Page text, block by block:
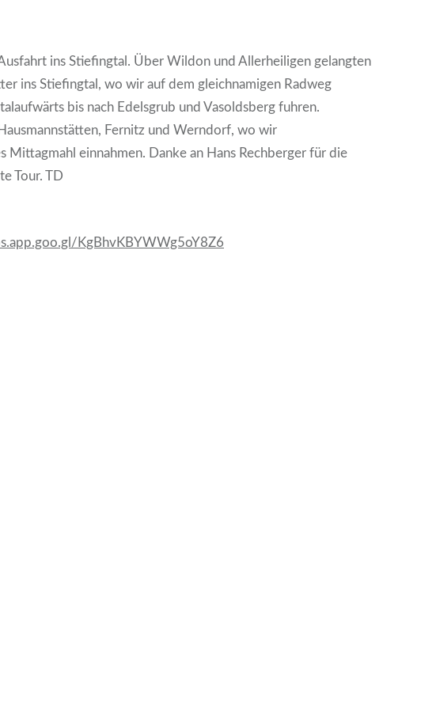
ins Stiefingtal. Über Wildon und Allerheiligen gelangten
ins Stiefingtal, wo wir auf dem gleichnamigen Radweg
bis nach Edelsgrub und Vasoldsberg fuhren.
Fernitz und Werndorf, wo wir
Mittagmahl einnahmen. Danke an Hans Rechberger für die
Tour. TD
KgBhvKBYWWg5oY8Z6